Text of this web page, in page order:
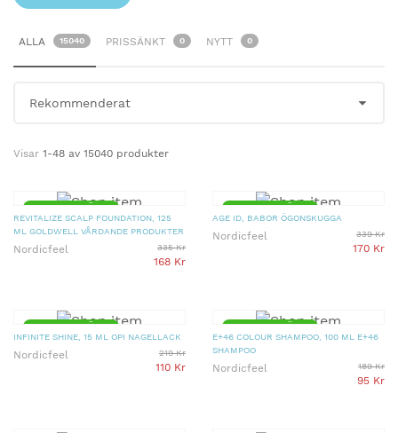
ALLA 15040 PRISSÄNKT 0 NYTT 0
Visar 1-48 av 15040 produkter
▼ 50% PRISSÄNKT
REVITALIZE SCALP FOUNDATION, 125
ML GOLDWELL VÅRDANDE PRODUKTER
Nordicfeel 335 Kr
168 Kr
▼ 50% PRISSÄNKT
AGE ID, BABOR ÖGONSKUGGA
Nordicfeel 339 Kr
170 Kr
▼ 50% PRISSÄNKT
INFINITE SHINE, 15 ML OPI NAGELLACK
Nordicfeel 219 Kr
110 Kr
▼ 50% PRISSÄNKT
E+46 COLOUR SHAMPOO, 100 ML E+46
SHAMPOO
Nordicfeel 189 Kr
95 Kr